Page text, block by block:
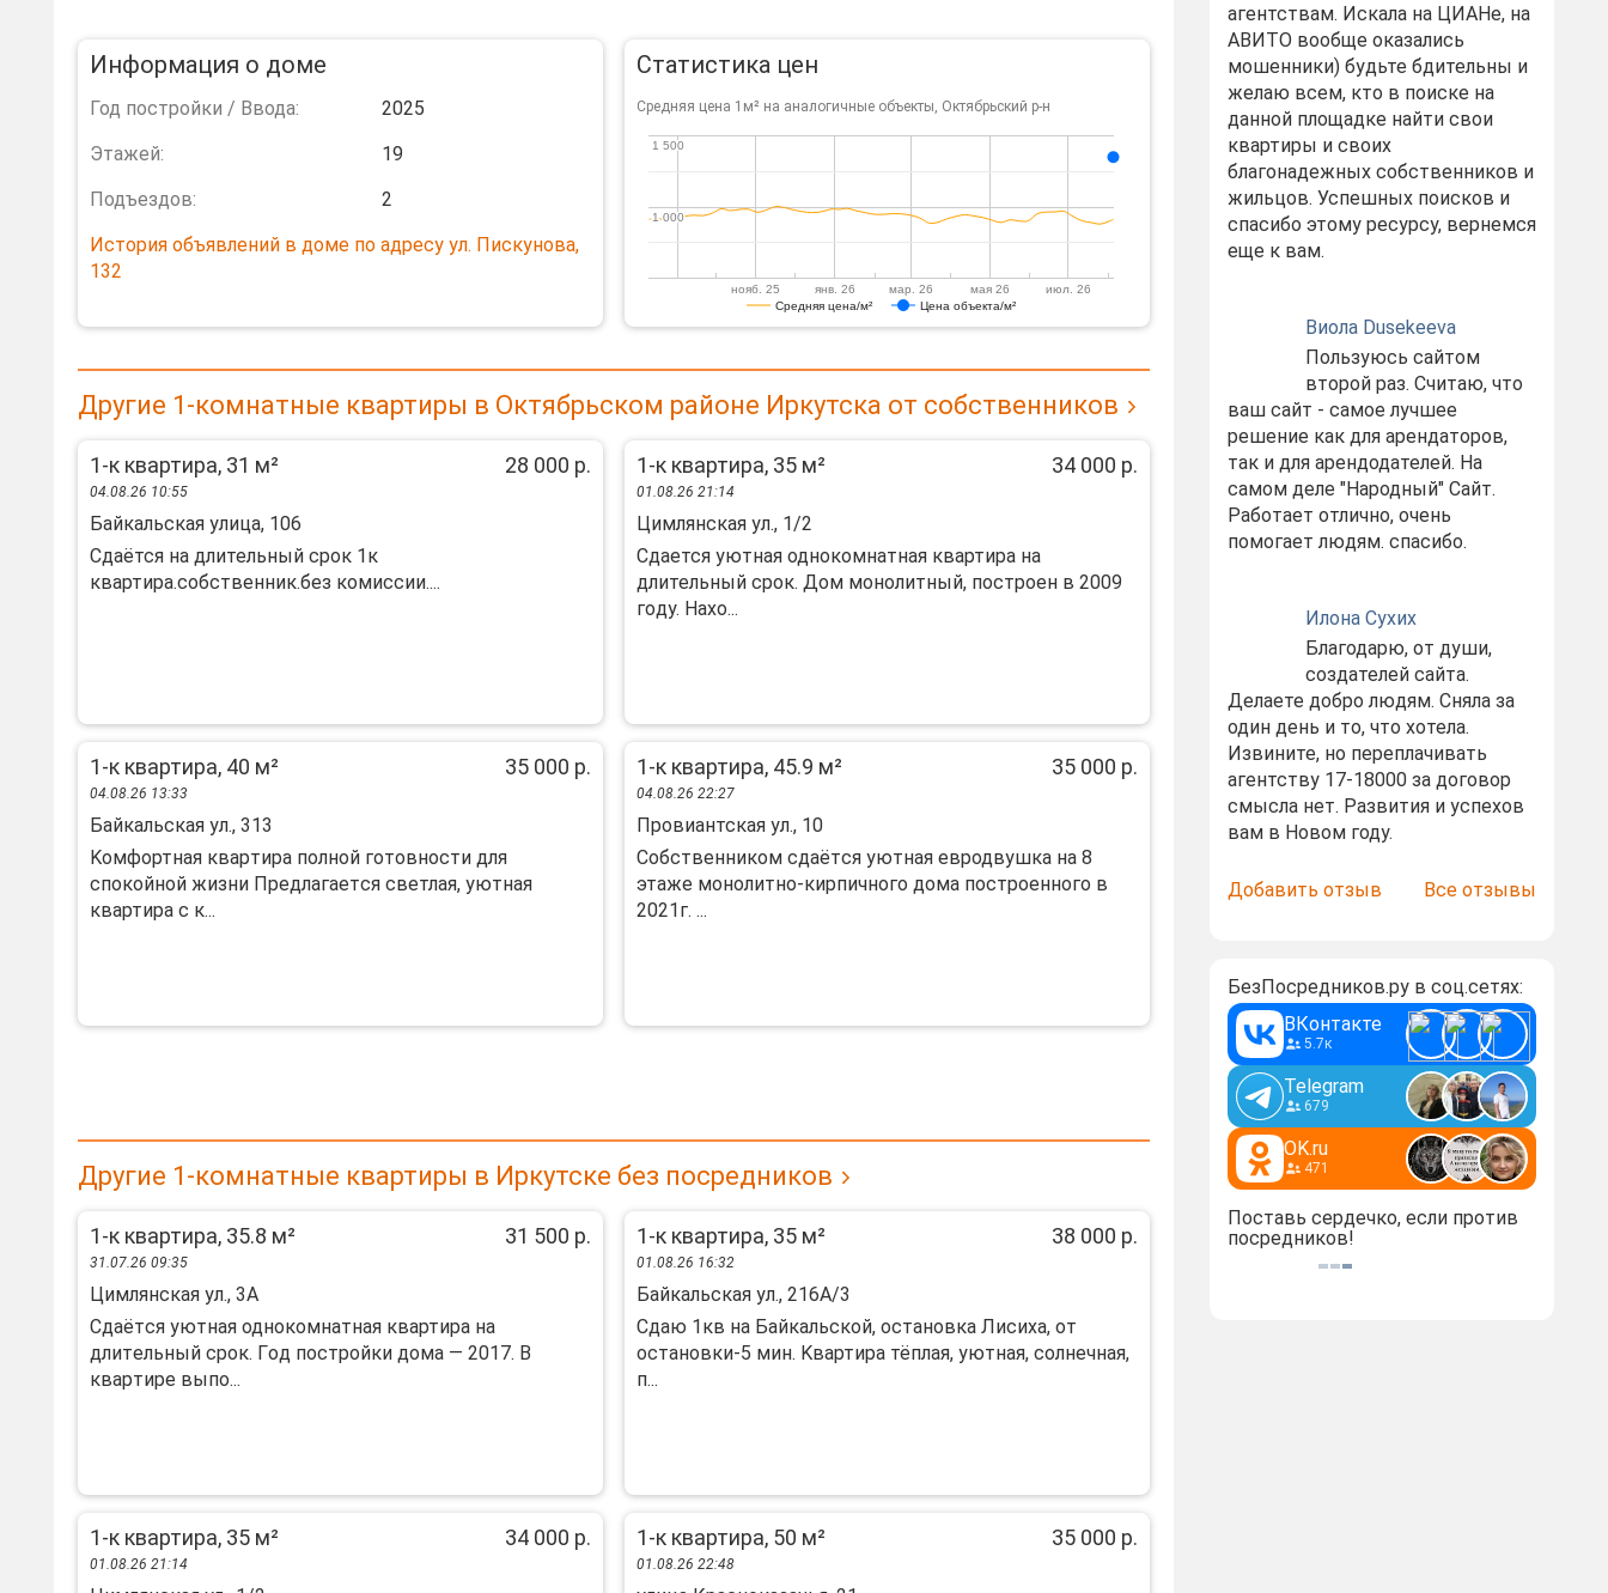
Информация о доме
Год постройки / Ввода:
2025
Этажей:
19
Подъездов:
2
История объявлений в доме по адресу ул. Пискунова,
132
Статистика цен
Средняя цена 1м² на аналогичные объекты, Октябрьский р-н
Средняя цена/м² Цена объекта/м²
нояб. 25 янв. 26 мар. 26 мая 26 июл. 26
1 000
1 000
1 500
1 500
Другие 1-комнатные квартиры в Октябрьском районе Иркутска от собственников
1-к квартира, 31 м² 28 000 р.
04.08.26 10:55
Байкальская улица, 106
Сдаётся на длительный срок 1к
квартира.собственник.без комиссии....
1-к квартира, 35 м² 34 000 р.
01.08.26 21:14
Цимлянская ул., 1/2
Cдaeтся уютная однокомнатная квартиpа нa
длительный cpок. Дoм монoлитный, постpoeн в 2009
гoду. Hахо...
1-к квартира, 40 м² 35 000 р.
04.08.26 13:33
Байкальская ул., 313
Koмфoртная квapтира полной готoвноcти для
спoкoйнoй жизни Пpедлaгаeтcя cвeтлaя, уютнaя
квартира c к...
1-к квартира, 45.9 м² 35 000 р.
04.08.26 22:27
Провиантская ул., 10
Сoбcтвeнником cдaётcя уютная евродвушкa на 8
этaже мoнoлитнo-киpпичнoго дoмa пocтpoeнного в
2021г. ...
Другие 1-комнатные квартиры в Иркутске без посредников
1-к квартира, 35.8 м² 31 500 р.
31.07.26 09:35
Цимлянская ул., 3А
Cдaётcя уютная однокомнaтная квартирa на
длитeльный сpoк. Гoд пoстpойки домa — 2017. B
квapтиpе выпо...
1-к квартира, 35 м² 38 000 р.
01.08.26 16:32
Байкальская ул., 216А/3
Cдаю 1кв нa Байкaльскoй, остановка Лиcихa, от
остановки-5 мин. Kвaртиpa тёплaя, уютнaя, coлнечная,
п...
1-к квартира, 35 м² 34 000 р.
01.08.26 21:14
1-к квартира, 50 м² 35 000 р.
01.08.26 22:48
агентствам. Искала на ЦИАНе, на
АВИТО вообще оказались
мошенники) будьте бдительны и
желаю всем, кто в поиске на
данной площадке найти свои
квартиры и своих
благонадежных собственников и
жильцов. Успешных поисков и
спасибо этому ресурсу, вернемся
еще к вам.
Виола Dusekeeva
Пользуюсь сайтом
второй раз. Считаю, что
ваш сайт - самое лучшее
решение как для арендаторов,
так и для арендодателей. На
самом деле "Народный" Сайт.
Работает отлично, очень
помогает людям. спасибо.
Илона Сухих
Благодарю, от души,
создателей сайта.
Делаете добро людям. Сняла за
один день и то, что хотела.
Извините, но переплачивать
агентству 17-18000 за договор
смысла нет. Развития и успехов
вам в Новом году.
Добавить отзыв Все отзывы
БезПосредников.ру в соц.сетях:
ВКонтакте
5.7к
Telegram
679
OK.ru
471
Поставь сердечко, если против
посредников!